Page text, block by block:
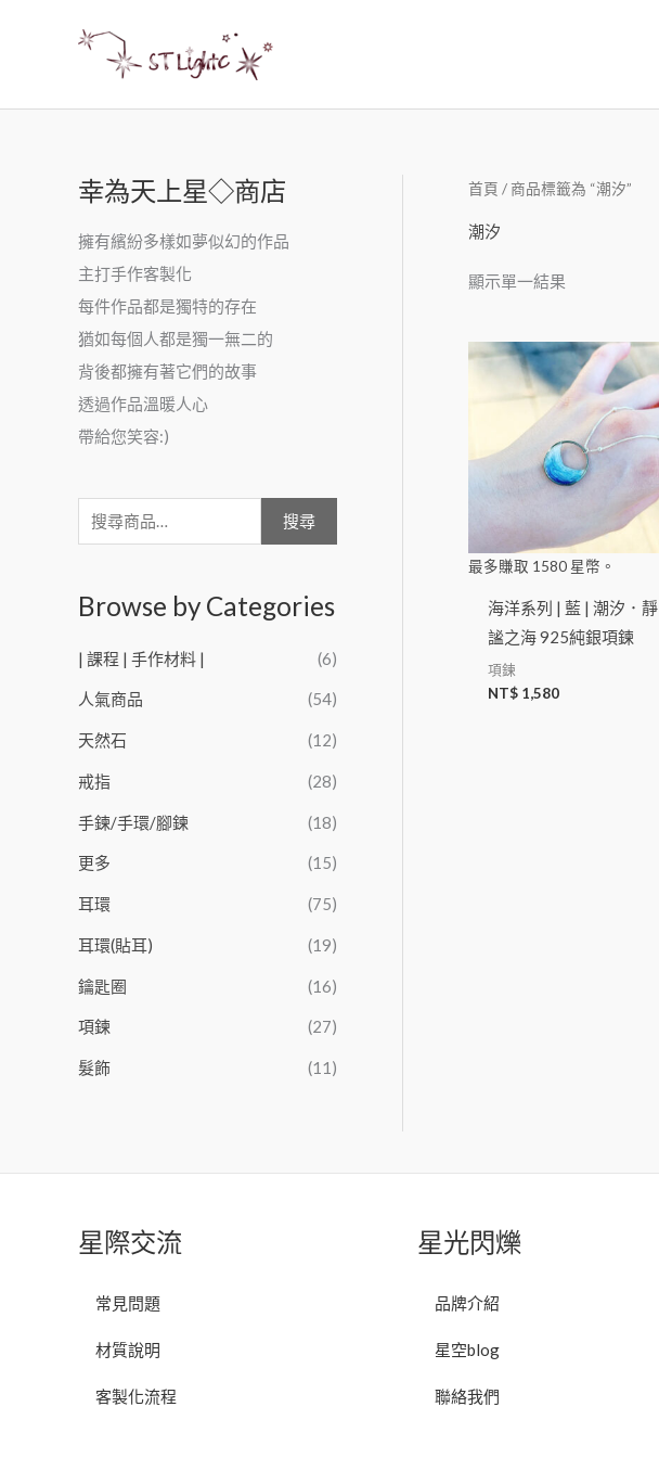
幸為天上星◇商店
擁有繽紛多樣如夢似幻的作品
主打手作客製化
每件作品都是獨特的存在
猶如每個人都是獨一無二的
背後都擁有著它們的故事
透過作品溫暖人心
帶給您笑容:)
搜尋
Browse by Categories
| 課程 | 手作材料 | (6)
人氣商品 (54)
天然石 (12)
戒指 (28)
手鍊/手環/腳鍊 (18)
更多 (15)
耳環 (75)
耳環(貼耳) (19)
鑰匙圈 (16)
項鍊 (27)
髮飾 (11)
首頁 / 商品標籤為 “潮汐”
潮汐
顯示單一結果
最多賺取 1580 星幣。
海洋系列 | 藍 | 潮汐．靜
謐之海 925純銀項鍊
項鍊
NT$ 1,580
星際交流
常見問題
材質說明
客製化流程
星光閃爍
品牌介紹
星空blog
聯絡我們